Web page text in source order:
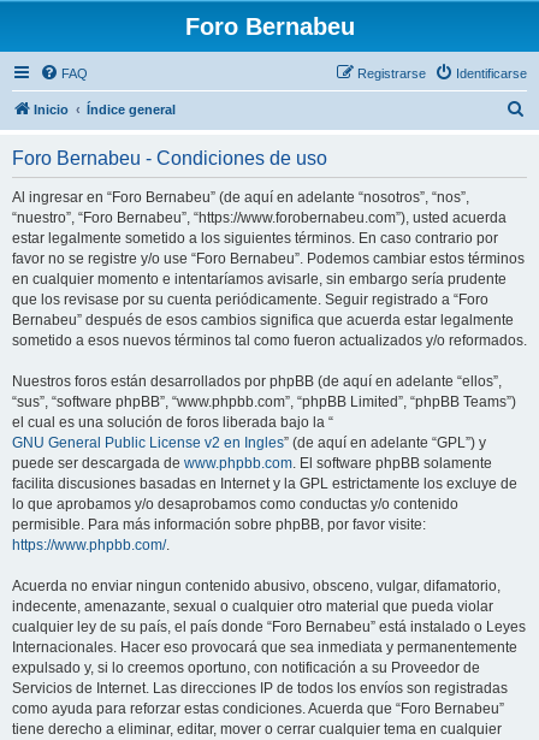
Foro Bernabeu
FAQ Identificarse
Registrarse
Inicio Índice general
Foro Bernabeu - Condiciones de uso
Al ingresar en “Foro Bernabeu” (de aquí en adelante “nosotros”, “nos”,
“nuestro”, “Foro Bernabeu”, “https://www.forobernabeu.com”), usted acuerda
estar legalmente sometido a los siguientes términos. En caso contrario por
favor no se registre y/o use “Foro Bernabeu”. Podemos cambiar estos términos
en cualquier momento e intentaríamos avisarle, sin embargo sería prudente
que los revisase por su cuenta periódicamente. Seguir registrado a “Foro
Bernabeu” después de esos cambios significa que acuerda estar legalmente
sometido a esos nuevos términos tal como fueron actualizados y/o reformados.
Nuestros foros están desarrollados por phpBB (de aquí en adelante “ellos”,
“sus”, “software phpBB”, “www.phpbb.com”, “phpBB Limited”, “phpBB Teams”)
el cual es una solución de foros liberada bajo la “
GNU General Public License v2 en Ingles” (de aquí en adelante “GPL”) y
puede ser descargada de www.phpbb.com. El software phpBB solamente
facilita discusiones basadas en Internet y la GPL estrictamente los excluye de
lo que aprobamos y/o desaprobamos como conductas y/o contenido
permisible. Para más información sobre phpBB, por favor visite:
https://www.phpbb.com/.
Acuerda no enviar ningun contenido abusivo, obsceno, vulgar, difamatorio,
indecente, amenazante, sexual o cualquier otro material que pueda violar
cualquier ley de su país, el país donde “Foro Bernabeu” está instalado o Leyes
Internacionales. Hacer eso provocará que sea inmediata y permanentemente
expulsado y, si lo creemos oportuno, con notificación a su Proveedor de
Servicios de Internet. Las direcciones IP de todos los envíos son registradas
como ayuda para reforzar estas condiciones. Acuerda que “Foro Bernabeu”
tiene derecho a eliminar, editar, mover o cerrar cualquier tema en cualquier